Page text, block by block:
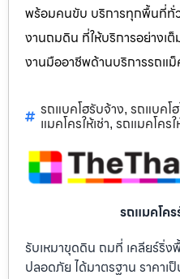
พร้อมคนขับ บริการทุกพื้นที่ทั่ว
งานถมดิน ที่ให้บริการอย่างเ
งานมืออาชีพด้านบริการรถแม็
รถแบคโฮรับจ้าง, รถแบคโฮ
แมคโครให้เช่า, รถแมคโครใ
รถแมคโค
รับเหมาขุดดิน ถมที่ เคลียร์ริ่
ปลอดภัย ได้มาตรฐาน ราคาเ